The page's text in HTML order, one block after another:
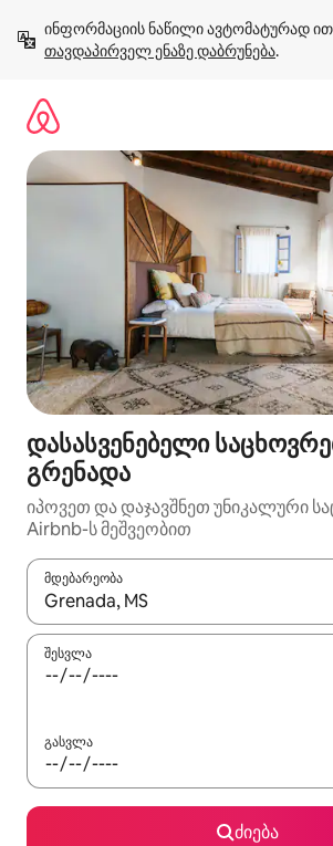
გადასვლა
თავდაპირველ ენაზე დაბრუნება.
დასასვენებელი
გრენადა
იპოვეთ და დაჯავშნეთ უნიკალური
Airbnb-ს მეშვეობით
მდებარეობა
როცა შედეგები ხელმისაწვდომი
შესვლა
გასვლა
ძიება